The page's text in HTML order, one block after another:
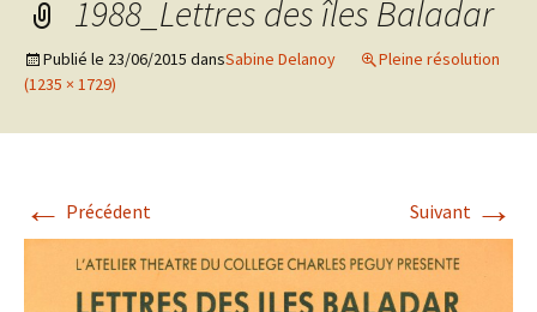
1988_Lettres des îles Baladar
Publié le 23/06/2015 dansSabine Delanoy
Pleine résolution
(1235 × 1729)
← Précédent Suivant →